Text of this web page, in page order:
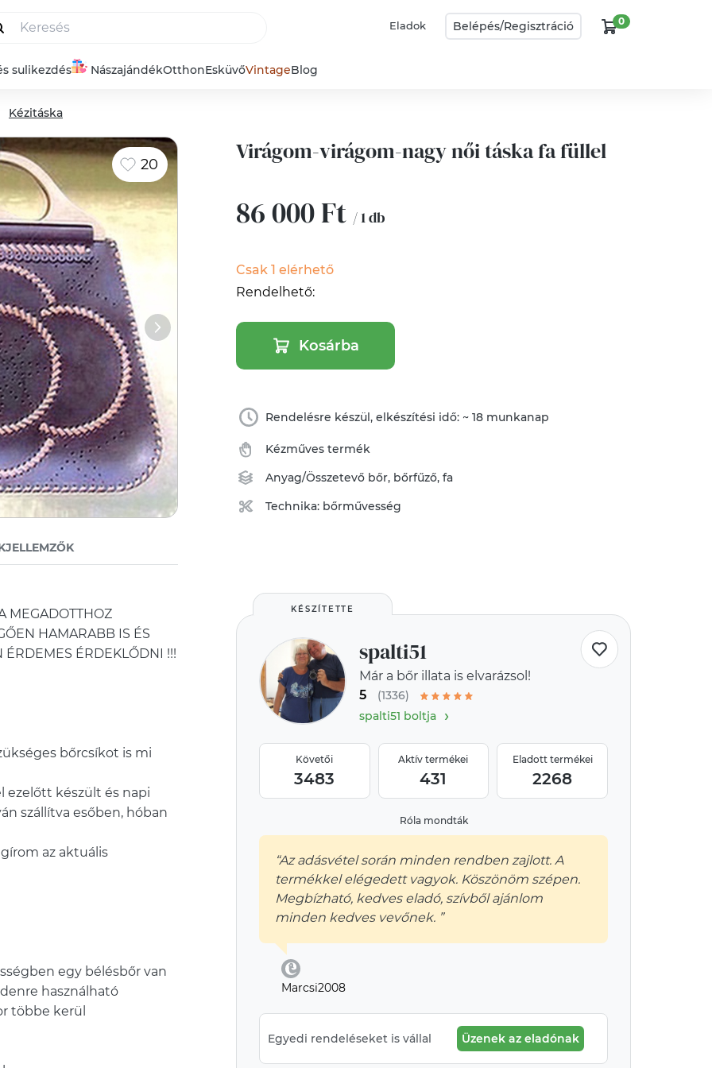
Eladok Belépés/Regisztráció 0
sulikezdés NászajándékOtthonEsküvőVintageBlog
Kézitáska
20
MEGADOTTHOZ
HAMARABB IS ÉS
ÉRDEKLŐDNI !!!
bőrcsíkot is mi
ezelőtt készült és napi
szállítva esőben, hóban
az aktuális
egy bélésbőr van
használható
többe kerül
Virágom-virágom-nagy női táska fa füllel
86 000 Ft / 1 db
Csak 1 elérhető
Rendelhető:
Kosárba
Rendelésre készül, elkészítési idő: ~ 18 munkanap
Kézműves termék
Anyag/Összetevő bőr, bőrfűző,fa
Technika: bőrművesség
KÉSZÍTETTE
spalti51
Már a bőr illata is elvarázsol!
5
(1336)
spalti51 boltja
›
Követői
3483
Aktív termékei
431
Eladott termékei
2268
Róla mondták
“Az adásvétel során minden rendben zajlott. A
termékkel elégedett vagyok. Köszönöm szépen.
Megbízható, kedves eladó, szívből ajánlom
minden kedves vevőnek. ”
Marcsi2008
Egyedi rendeléseket is vállal Üzenek az eladónak